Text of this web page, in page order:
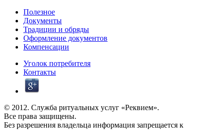
Полезное
Документы
Традиции и обряды
Оформление документов
Компенсации
Уголок потребителя
Контакты
© 2012. Служба ритуальных услуг «Реквием».
Все права защищены.
Без разрешения владельца информация запрещается к